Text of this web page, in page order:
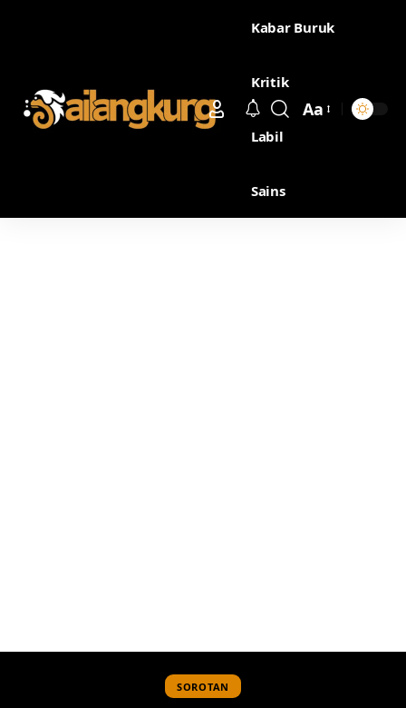
Kabar Buruk
Kritik
Labil
Sains
Aa
SOROTAN